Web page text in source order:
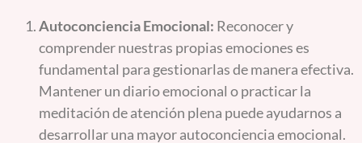
Autoconciencia Emocional: Reconocer y
comprender nuestras propias emociones es
fundamental para gestionarlas de manera efectiva.
Mantener un diario emocional o practicar la
meditación de atención plena puede ayudarnos a
desarrollar una mayor autoconciencia emocional.